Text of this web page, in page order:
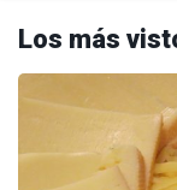
Los más